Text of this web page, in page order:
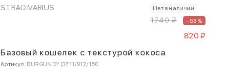
STRADIVARIUS Нет в наличии
1740 ₽ –53%
820 ₽
Базовый кошелек с текстурой кокоса
Артикул: BURGUNDY|3711/912/150